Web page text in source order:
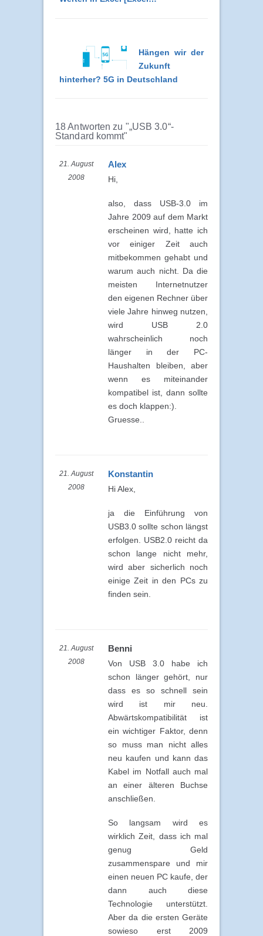
Hängen wir der
Zukunft
hinterher? 5G in Deutschland
18 Antworten zu "„USB 3.0“-
Standard kommt"
21. August
2008
Alex
Hi,
also, dass USB-3.0 im
Jahre 2009 auf dem Markt
erscheinen wird, hatte ich
vor einiger Zeit auch
mitbekommen gehabt und
warum auch nicht. Da die
meisten Internetnutzer
den eigenen Rechner über
viele Jahre hinweg nutzen,
wird USB 2.0
wahrscheinlich noch
länger in der PC-
Haushalten bleiben, aber
wenn es miteinander
kompatibel ist, dann sollte
es doch klappen:).
Gruesse..
21. August
2008
Konstantin
Hi Alex,
ja die Einführung von
USB3.0 sollte schon längst
erfolgen. USB2.0 reicht da
schon lange nicht mehr,
wird aber sicherlich noch
einige Zeit in den PCs zu
finden sein.
21. August
2008
Benni
Von USB 3.0 habe ich
schon länger gehört, nur
dass es so schnell sein
wird ist mir neu.
Abwärtskompatibilität ist
ein wichtiger Faktor, denn
so muss man nicht alles
neu kaufen und kann das
Kabel im Notfall auch mal
an einer älteren Buchse
anschließen.
So langsam wird es
wirklich Zeit, dass ich mal
genug Geld
zusammenspare und mir
einen neuen PC kaufe, der
dann auch diese
Technologie unterstützt.
Aber da die ersten Geräte
sowieso erst 2009